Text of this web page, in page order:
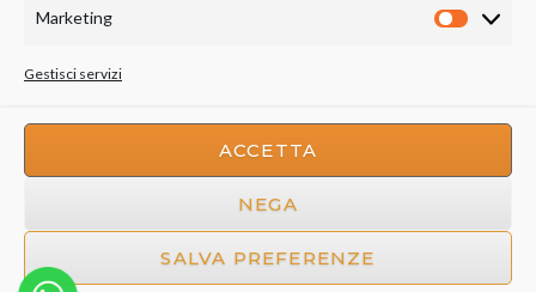
Marketing
Gestisci servizi
ACCETTA
NEGA
SALVA PREFERENZE